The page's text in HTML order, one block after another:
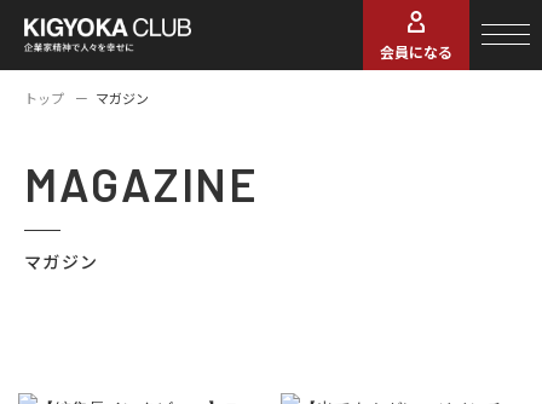
会員になる
トップ マガジン
MAGAZINE
マガジン